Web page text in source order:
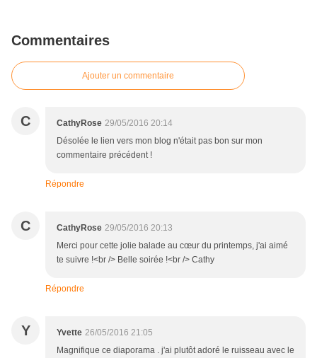
Commentaires
Ajouter un commentaire
C CathyRose 29/05/2016 20:14
Désolée le lien vers mon blog n'était pas bon sur mon
commentaire précédent !
Répondre
C CathyRose 29/05/2016 20:13
Merci pour cette jolie balade au cœur du printemps, j'ai aimé
te suivre !<br /> Belle soirée !<br /> Cathy
Répondre
Y Yvette 26/05/2016 21:05
Magnifique ce diaporama . j'ai plutôt adoré le ruisseau avec le